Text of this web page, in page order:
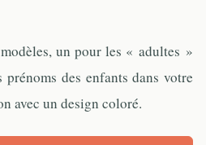
un pour les « adultes »
des enfants dans votre
avec un design coloré.